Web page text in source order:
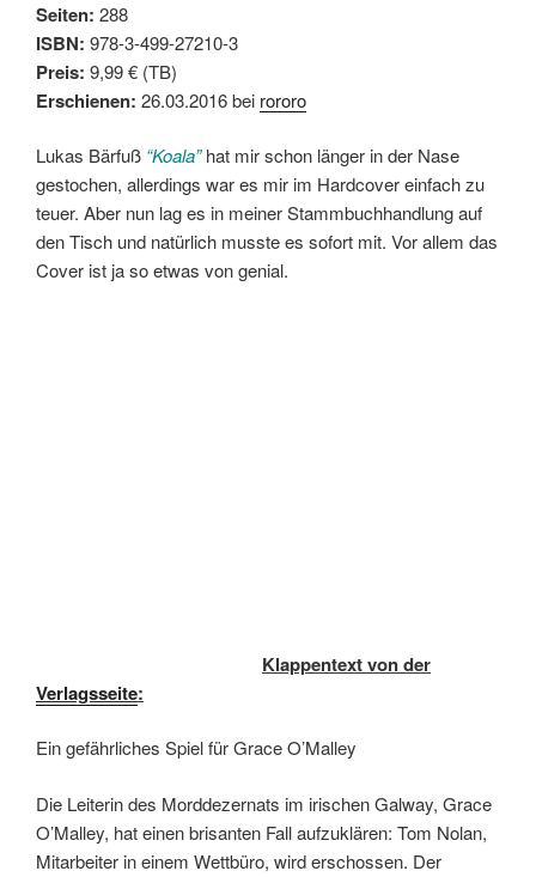
Seiten: 288
ISBN: 978-3-499-27210-3
Preis: 9,99 € (TB)
Erschienen: 26.03.2016 bei rororo
Lukas Bärfuß “Koala”hat mir schon länger in der Nase
gestochen, allerdings war es mir im Hardcover einfach zu
teuer. Aber nun lag es in meiner Stammbuchhandlung auf
den Tisch und natürlich musste es sofort mit. Vor allem das
Cover ist ja so etwas von genial.
Klappentext von der
Verlagsseite:
Ein gefährliches Spiel für Grace O’Malley
Die Leiterin des Morddezernats im irischen Galway, Grace
O’Malley, hat einen brisanten Fall aufzuklären: Tom Nolan,
Mitarbeiter in einem Wettbüro, wird erschossen. Der